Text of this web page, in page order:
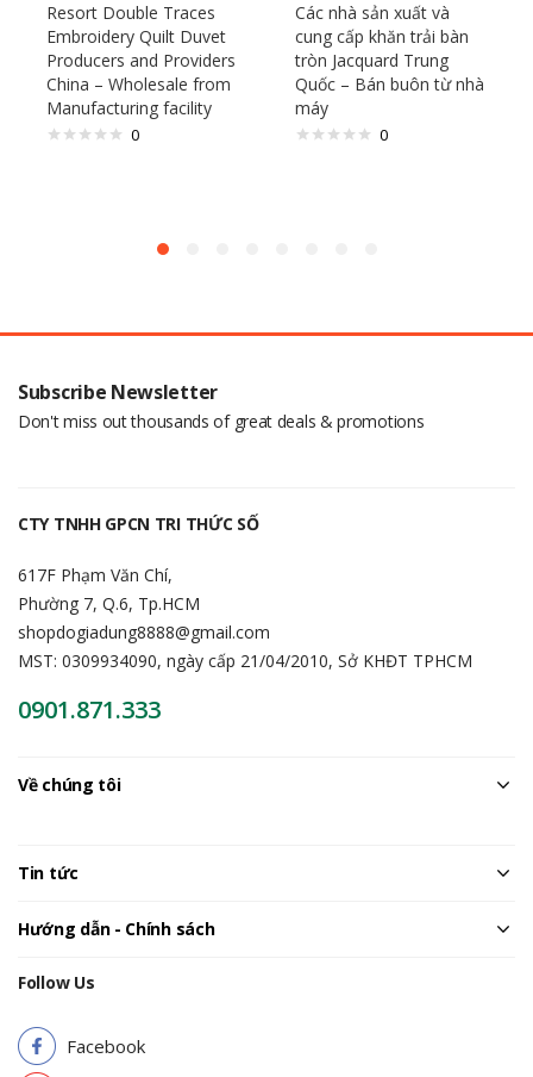
Resort Double Traces
Embroidery Quilt Duvet
Producers and Providers
China – Wholesale from
Manufacturing facility
0
Các nhà sản xuất và
cung cấp khăn trải bàn
tròn Jacquard Trung
Quốc – Bán buôn từ nhà
máy
0
Subscribe Newsletter
Don't miss out thousands of great deals & promotions
CTY TNHH GPCN TRI THỨC SỐ
617F Phạm Văn Chí,
Phường 7, Q.6, Tp.HCM
shopdogiadung8888@gmail.com
MST: 0309934090, ngày cấp 21/04/2010, Sở KHĐT TPHCM
0901.871.333
Về chúng tôi
Tin tức
Hướng dẫn - Chính sách
Follow Us
Facebook